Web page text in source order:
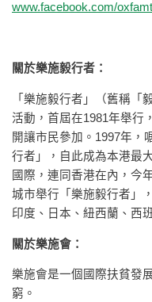
www.facebook.com/
關於樂施毅行者：
「樂施毅行者」（舊稱「
活動，首屆在1981年舉行
開讓市民參加。1997年，
行者」，自此成為本港最
國際，連同香港在內，今
城市舉行「樂施毅行者」
印度、日本、紐西蘭、西
關於樂施會：
樂施會是一個國際扶貧發
窮。